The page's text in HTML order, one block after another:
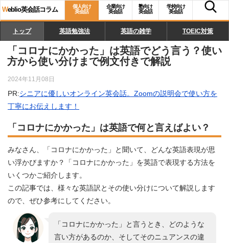
Weblio英会話コラム
個人向け
英会話
企業向け
英会話
塾向け
英会話
学校向け
英会話
トップ 英語勉強法 英語の雑学 TOEIC対策
「コロナにかかった」は英語でどう言う？使い
方から使い分けまで例文付きで解説
2024年11月08日
PR:シニアに優しいオンライン英会話。Zoomの説明会で使い方を
丁寧にお伝えします！
「コロナにかかった」は英語で何と言えばよい？
みなさん、「コロナにかかった」と聞いて、どんな英語表現が思
い浮かびますか？「コロナにかかった」を英語で表現する方法を
いくつかご紹介します。
この記事では、様々な英語訳とその使い分けについて解説します
ので、ぜひ参考にしてください。
「コロナにかかった」と言うとき、どのような
言い方があるのか、そしてそのニュアンスの違